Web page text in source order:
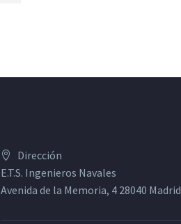
Dirección
E.T.S. Ingenieros Navales
Avenida de la Memoria, 4 28040 Madrid